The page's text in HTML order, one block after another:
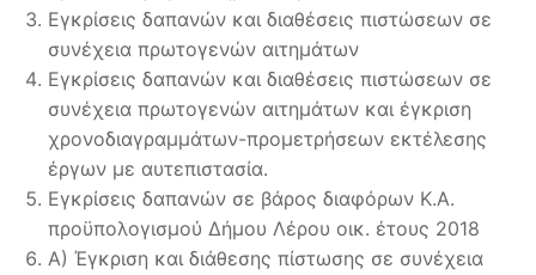
Εγκρίσεις δαπανών και διαθέσεις πιστώσεων σε
συνέχεια πρωτογενών αιτημάτων
Εγκρίσεις δαπανών και διαθέσεις πιστώσεων σε
συνέχεια πρωτογενών αιτημάτων και έγκριση
χρονοδιαγραμμάτων-προμετρήσεων εκτέλεσης
έργων με αυτεπιστασία.
Εγκρίσεις δαπανών σε βάρος διαφόρων Κ.Α.
προϋπολογισμού Δήμου Λέρου οικ. έτους 2018
Α) Έγκριση και διάθεσης πίστωσης σε συνέχεια